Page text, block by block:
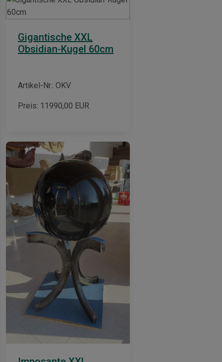
Gigantische XXL
Obsidian-Kugel 60cm
Artikel-Nr.: OKV
Preis: 11990,00 EUR